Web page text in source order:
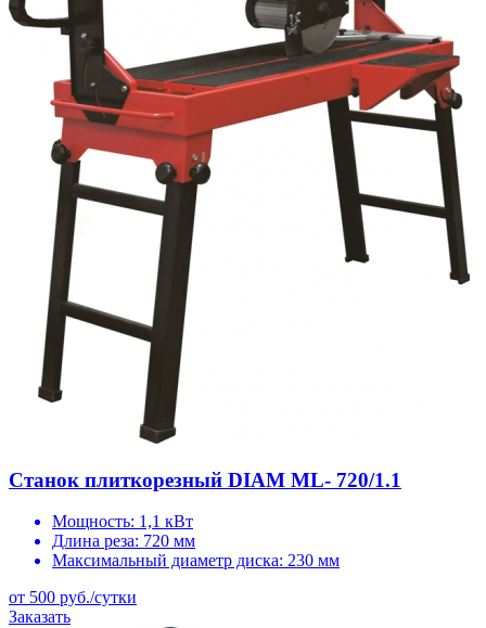
Станок плиткорезный DIAM ML- 720/1.1
Мощность: 1,1 кВт
Длина реза: 720 мм
Максимальный диаметр диска: 230 мм
от 500 руб./сутки
Заказать